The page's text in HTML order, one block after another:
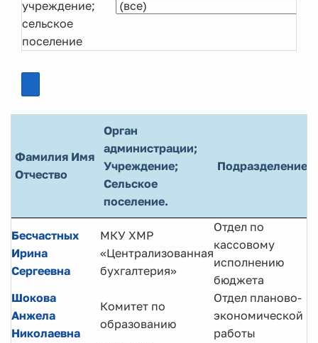
учреждение;
сельское
поселение
Фамилия Имя
Отчество
Орган
администрации;
Учреждение;
Сельское
поселение.
Подразделение
Бесчастных
Ирина
Сергеевна
МКУ ХМР
«Централизованная
бухгалтерия»
Отдел по
кассовому
исполнению
бюджета
Шокова
Анжела
Николаевна
Комитет по
образованию
Отдел планово-
экономической
работы